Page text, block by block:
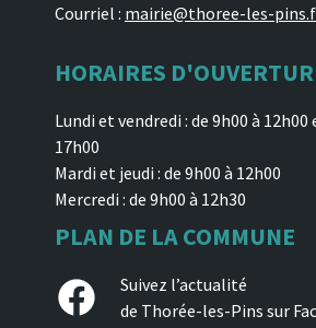
Courriel : mairie@thoree-les-
HORAIRES
Lundi et vendredi : de 9h00 à 12h00
17h00
Mardi et jeudi : de 9h00 à 12h00
Mercredi : de 9h00 à 12h30
PLAN DE LA COMMUNE
Facebook
Suivez l’actualité
de Thorée-les-Pins sur